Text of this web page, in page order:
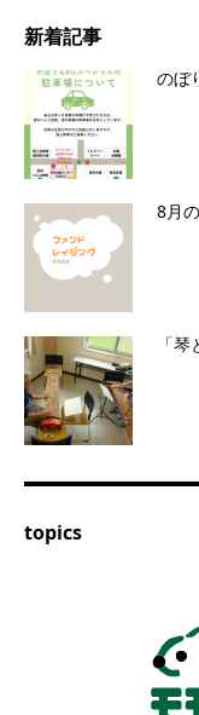
新着記事
のぼ
8月
「
topics